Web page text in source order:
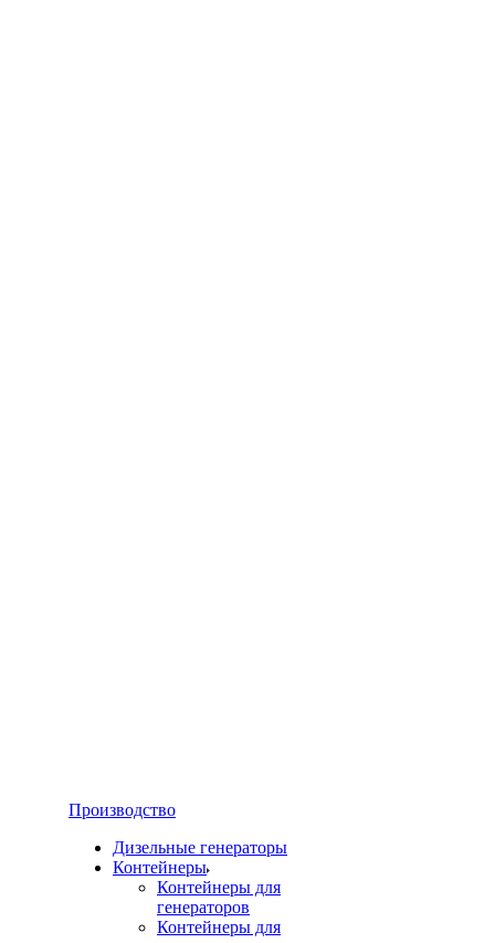
Производство
Дизельные генераторы
Контейнеры
Контейнеры для
генераторов
Контейнеры для